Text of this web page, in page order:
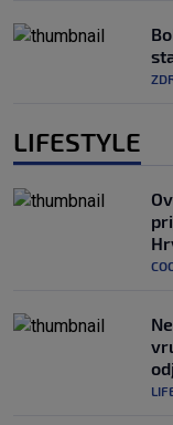
LIFESTYLE